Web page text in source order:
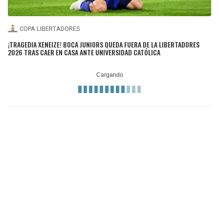
COPA LIBERTADORES
¡TRAGEDIA XENEIZE! BOCA JUNIORS QUEDA FUERA DE LA LIBERTADORES
2026 TRAS CAER EN CASA ANTE UNIVERSIDAD CATÓLICA